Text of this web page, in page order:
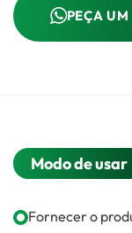
PEÇA
Modo de usar
Fornecer o